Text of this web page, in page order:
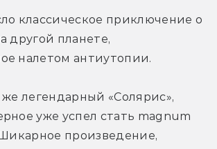
классическое приключение о
другой планете,
налетом антиутопии.
легендарный «Солярис»,
уже успел стать magnum
произведение,